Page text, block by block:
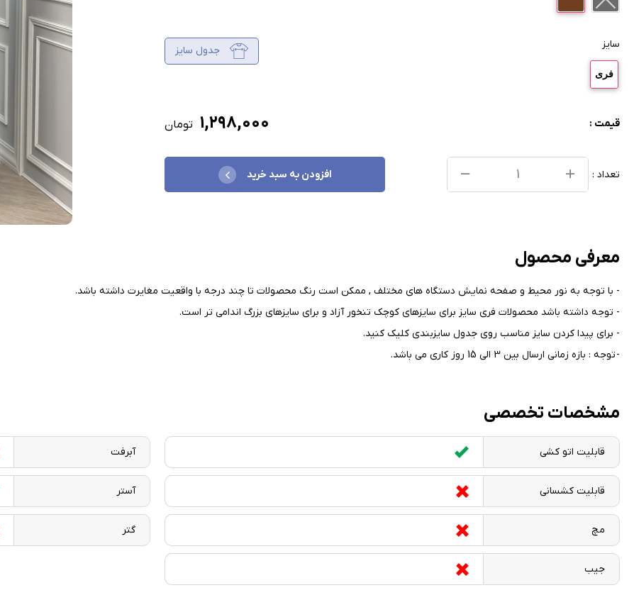
سایز جدول سایز
فری
قیمت : ۱,۲۹۸,۰۰۰ تومان
تعداد : افزودن به سبد خرید
معرفی محصول
- با توجه به نور محیط و صفحه نمایش دستگاه های مختلف , ممکن است رنگ محصولات تا چند درجه با واقعیت مغایرت داشته باشد.
- توجه داشته باشد محصولات فری سایز برای سایزهای کوچک تنخور آزاد و برای سایزهای بزرگ اندامی تر است.
- برای پیدا کردن سایز مناسب روی جدول سایزبندی کلیک کنید.
- توجه : بازه زمانی ارسال بین 3 الی 15 روز کاری می باشد.
مشخصات تخصصی
قابلیت اتو کشی آبرفت
قابلیت کشسانی آستر
مچ گتر
جیب